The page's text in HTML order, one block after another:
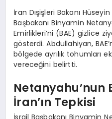
YAŞAM
İran Dışişleri Bakanı
Başbakanı Binyamin
Emirlikleri’ni (BAE) gizlice
gösterdi. Abdullahiyan,
bölgede ayrılık tohumları
vereceğini belirtti.
Netanyahu’nun
İran’ın Tepkisi
İsrail Başbakanı Binyamin